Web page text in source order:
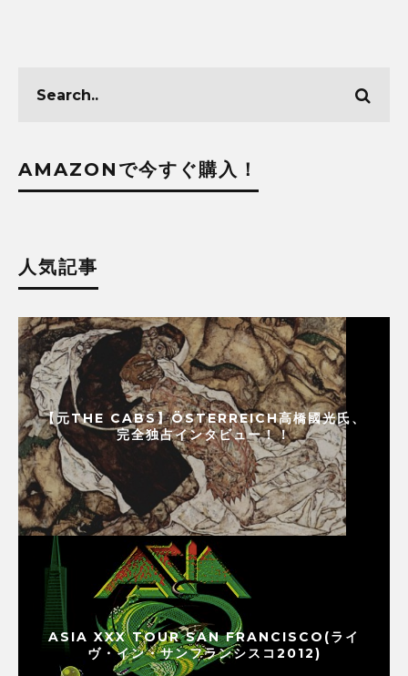
AMAZONで今すぐ購入！
人気記事
【元THE CABS】ÖSTERREICH高橋國光氏、
完全独占インタビュー！！
ASIA XXX TOUR SAN FRANCISCO(ライ
ヴ・イン・サンフランシスコ2012)